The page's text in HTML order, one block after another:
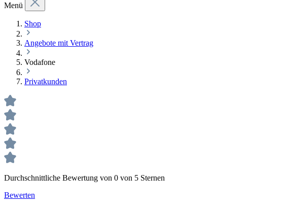
Menü
Shop
Angebote mit Vertrag
Vodafone
Privatkunden
Durchschnittliche Bewertung von 0 von 5 Sternen
Bewerten